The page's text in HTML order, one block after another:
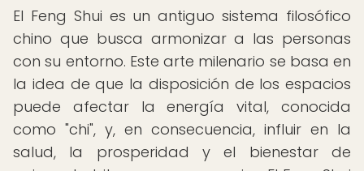
El Feng Shui es un antiguo sistema filosófico
chino que busca armonizar a las personas
con su entorno. Este arte milenario se basa en
la idea de que la disposición de los espacios
puede afectar la energía vital, conocida
como "chi", y, en consecuencia, influir en la
salud, la prosperidad y el bienestar de